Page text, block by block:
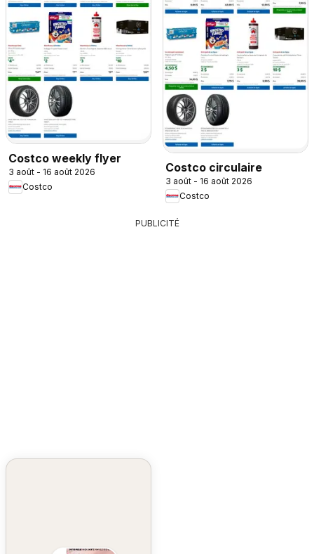
Costco weekly flyer
3 août - 16 août 2026
Costco
Costco circulaire
3 août - 16 août 2026
Costco
PUBLICITÉ